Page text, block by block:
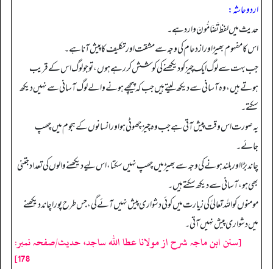
اردو حاشہ:
حدیث میں لفظ تَضَامُّونَ وارد ہے۔
اس کا مفہوم بھیڑ اور ازدحام کی وجہ سے مشقت اور تکلیف کا پیش آنا ہے۔
جب بہت سے لوگ ایک چیز کو دیکھنے کی کوشش کر رہے ہوں، تو جو لوگ اس کے قریب
ہوتے ہیں، وہ آسانی سے دیکھ لیتے ہیں جب کہ پیچھے ہونے والے لوگ آسانی سے نہیں دیکھ
سکتے۔
یہ صورت اس وقت پیش آتی ہے جب وہ چیز چھوٹی ہو اور انسانوں کے ہجوم میں چھپ
جائے۔
چاند بڑا اور بلند ہونے کی وجہ سے بھیڑ میں چھپ نہیں سکتا، اس لیے دیکھنے والوں کی تعداد جتنی
بھی ہو، آسانی سے دیکھ سکتے ہیں۔
مومنوں کو اللہ تعالیٰ کی زیارت میں کوئی دشواری پیش نہیں آئے گی، جس طرح پورا چاند دیکھنے
میں دشواری پیش نہیں آتی۔
[سنن ابن ماجہ شرح از مولانا عطا الله ساجد، حدیث/صفحہ نمبر:
178]